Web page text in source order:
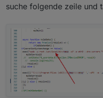
suche folgende zeile und